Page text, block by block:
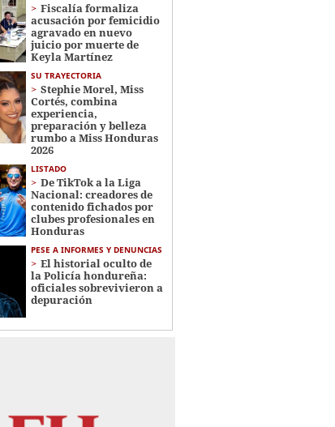
Fiscalía formaliza
acusación por femicidio
agravado en nuevo
juicio por muerte de
Keyla Martínez
SU TRAYECTORIA
Stephie Morel, Miss
Cortés, combina
experiencia,
preparación y belleza
rumbo a Miss Honduras
2026
LISTADO
De TikTok a la Liga
Nacional: creadores de
contenido fichados por
clubes profesionales en
Honduras
PESE A INFORMES Y DENUNCIAS
El historial oculto de
la Policía hondureña:
oficiales sobrevivieron a
depuración